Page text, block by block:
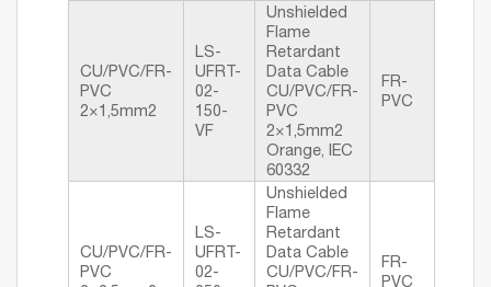
CU/PVC/FR-
PVC
2×1,5mm2
LS-
UFRT-
02-
150-
VF
Unshielded
Flame
Retardant
Data Cable
CU/PVC/FR-
PVC
2×1,5mm2
Orange, IEC
60332
FR-
PVC
CU/PVC/FR-
PVC
LS-
UFRT-
02-
Unshielded
Flame
Retardant
Data Cable
CU/PVC/FR-
FR-
PVC